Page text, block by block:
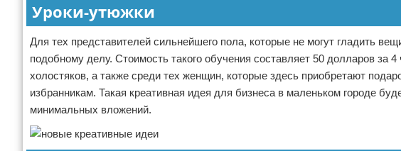
Уроки-утюжки
Для тех представителей сильнейшего пола, которые не могут гладить
подобному делу. Стоимость такого обучения составляет 50 долларов за
холостяков, а также среди тех женщин, которые здесь приобретают
избранникам. Такая креативная идея для бизнеса в маленьком городе
минимальных вложений.